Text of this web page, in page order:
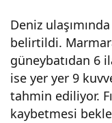
Deniz
belirtildi.
güneybatıdan 6
ise yer yer 9
tahmin ediliyor.
kaybetmesi
ve
çığ
uyar